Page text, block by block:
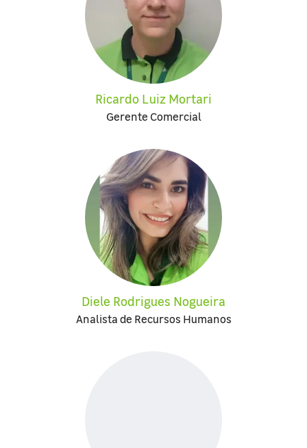
Ricardo Luiz Mortari
Gerente Comercial
Diele Rodrigues Nogueira
Analista de Recursos Humanos